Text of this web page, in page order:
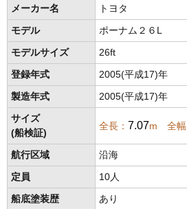
メーカー名 トヨタ
モデル ポーナム２６L
モデルサイズ 26ft
登録年式 2005(平成17)年
製造年式 2005(平成17)年
サイズ
(船検証)
全長： 7.07m 全幅
航行区域 沿海
定員 10人
船底塗装歴 あり